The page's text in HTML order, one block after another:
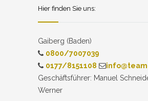
Hier finden Sie uns:
Gaiberg (Baden)
0800/7007039
0177/8151108
Geschäftsführer: Manuel
Werner